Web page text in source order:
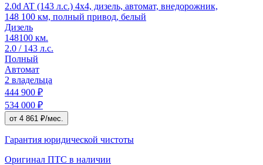
2.0d AT (143 л.с.) 4x4, дизель, автомат, внедорожник,
148 100 км, полный привод, белый
Дизель
148100 км.
2.0 / 143 л.с.
Полный
Автомат
2 владельца
444 900 ₽
534 000 ₽
от 4 861 ₽/мес.
Гарантия юридической чистоты
Оригинал ПТС в наличии